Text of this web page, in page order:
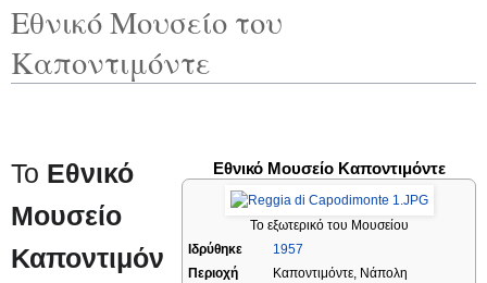
Εθνικό Μουσείο του
Καποντιμόντε
Μ
ε
τ
Π
ή
δ
Εθνικό Μουσείο Καποντιμόντε
Το εξωτερικό του Μουσείου
Ιδρύθηκε
1957
Περιοχή
Καποντιμόντε, Νάπολη
Το Εθνικό
Μουσείο
Καποντιμόν